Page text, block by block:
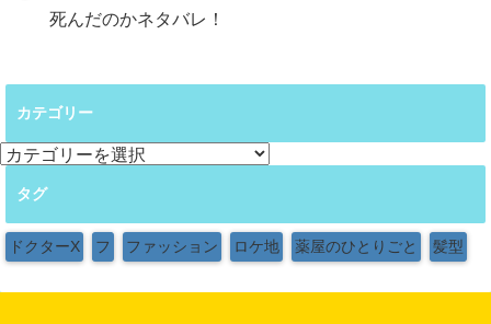
死んだのかネタバレ！
カテゴリー
カ
リ
ー
タグ
ドクターX フ ファッション ロケ地 薬屋のひとりごと 髪型